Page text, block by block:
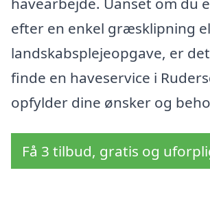
efter en enkel græsklipning
landskabsplejeopgave, er
finde en haveservice i
opfylder dine ønsker og
Få 3 tilbud, gratis og